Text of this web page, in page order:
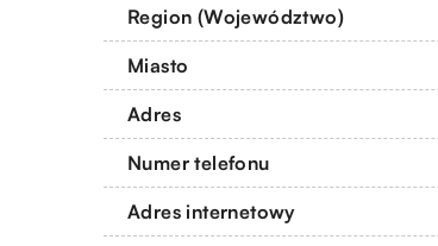
Region (Województwo)
Miasto
Adres
Numer telefonu
Adres internetowy